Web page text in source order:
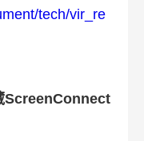
tech/vir_re
ScreenConnect